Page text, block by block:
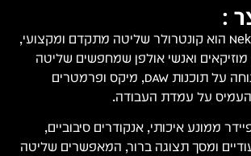
:
Nektar Panorama P1 הוא קונטרולר שליטה מתקדם ומקצועי,
ואנשי אולפן שמחפשים שליטה
עמוקה, מדויקת ונוחה על תוכנות DAW, מיקס ופרמטרים
להעמיס על עמדת העבודה.
ממונע איכותי, אנקודרים סיבוביים,
ומסך תצוגה ברור, המאפשרים שליטה